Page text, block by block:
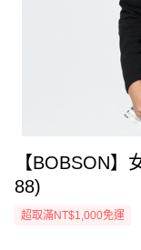
【BOBSON
88)
超取滿NT$1,000免運